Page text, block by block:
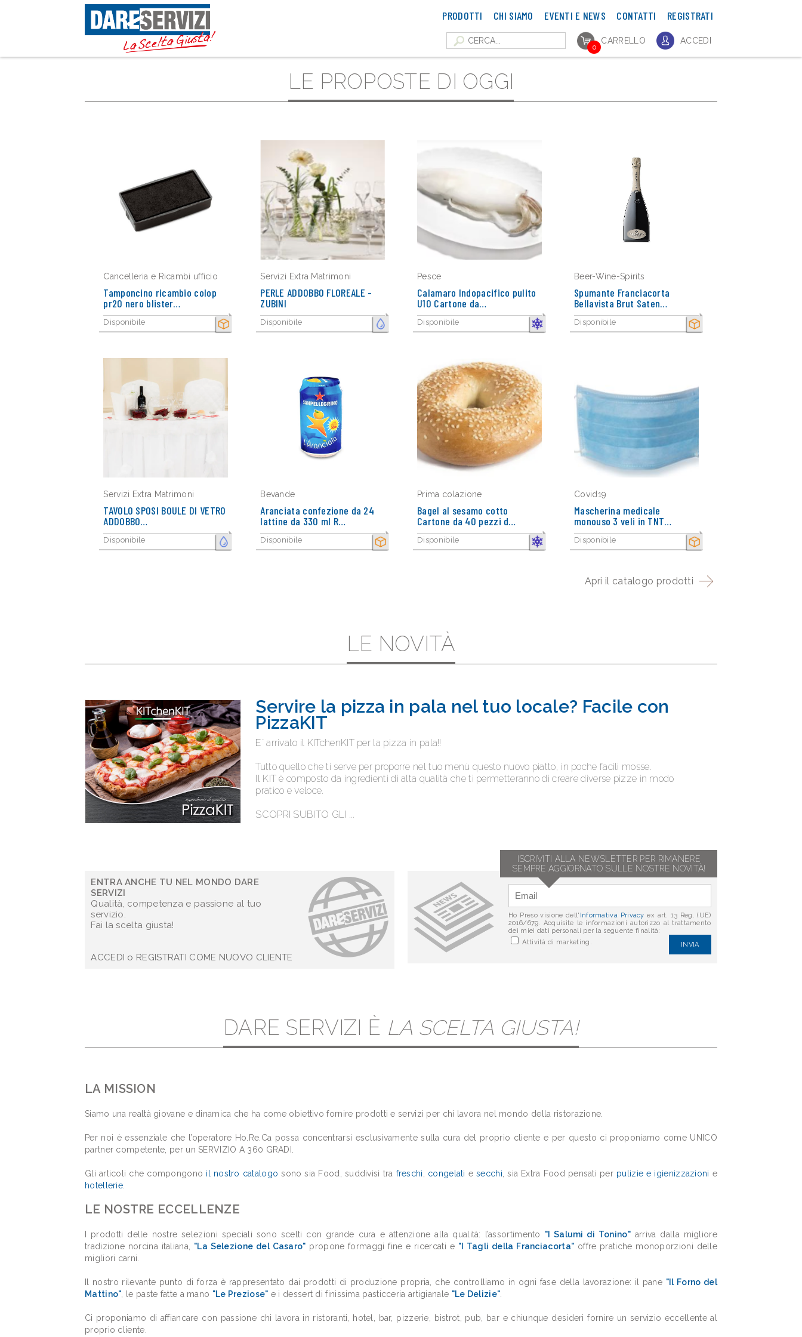
PRODOTTI CHI SIAMO EVENTI E NEWS CONTATTI REGISTRATI
CARRELLO
0
ACCEDI
Nessuna linea presente nel database
LE PROPOSTE DI OGGI
SECCO
Cancelleria e Ricambi ufficio
Tamponcino ricambio colop
pr20 nero blister…
Disponibile
FRESCO
Servizi Extra Matrimoni
PERLE ADDOBBO FLOREALE -
ZUBINI
Disponibile
CONGELATO
Pesce
Calamaro Indopacifico pulito
U10 Cartone da…
Disponibile
SECCO
Beer-Wine-Spirits
Spumante Franciacorta
Bellavista Brut Saten…
Disponibile
FRESCO
Servizi Extra Matrimoni
TAVOLO SPOSI BOULE DI VETRO
ADDOBBO…
Disponibile
SECCO
Bevande
Aranciata confezione da 24
lattine da 330 ml R…
Disponibile
CONGELATO
Prima colazione
Bagel al sesamo cotto
Cartone da 40 pezzi d…
Disponibile
SECCO
Covid19
Mascherina medicale
monouso 3 veli in TNT…
Disponibile
Apri il catalogo prodotti
LE NOVITÀ
Servire la pizza in pala nel tuo locale? Facile con
PizzaKIT
E` arrivato il KITchenKIT per la pizza in pala!!
Tutto quello che ti serve per proporre nel tuo menù questo nuovo piatto, in poche facili mosse.
Il KIT è composto da ingredienti di alta qualità che ti permetteranno di creare diverse pizze in modo
pratico e veloce.
SCOPRI SUBITO GLI ...
ENTRA ANCHE TU NEL MONDO DARE
SERVIZI
Qualità, competenza e passione al tuo
servizio.
Fai la scelta giusta!
ACCEDI o REGISTRATI COME NUOVO CLIENTE
ISCRIVITI ALLA NEWSLETTER PER RIMANERE
SEMPRE AGGIORNATO SULLE NOSTRE NOVITÀ!
Ho Preso visione dell' Informativa Privacy ex art. 13 Reg. (UE)
2016/679. Acquisite le informazioni autorizzo al trattamento
dei miei dati personali per la seguente finalità:
Attività di marketing.
INVIA
DARE SERVIZI È LA SCELTA GIUSTA!
LA MISSION
Siamo una realtà giovane e dinamica che ha come obiettivo fornire prodotti e servizi per chi lavora nel mondo della ristorazione.
Per noi è essenziale che l’operatore Ho.Re.Ca possa concentrarsi esclusivamente sulla cura del proprio cliente e per questo ci proponiamo come UNICO
partner competente, per un SERVIZIO A 360 GRADI.
Gli articoli che compongono il nostro catalogo sono sia Food, suddivisi tra freschi congelati esecchi , sia Extra Food pensati per pulizie e igienizzazioni e
hotellerie
LE NOSTRE ECCELLENZE
I prodotti delle nostre selezioni speciali sono scelti con grande cura e attenzione alla qualità: l’assortimento "I Salumi di Tonino"arriva dalla migliore
tradizione norcina italiana, "La Selezione del Casaro" propone formaggi fine e ricercati e "I Tagli della Franciacorta" offre pratiche monoporzioni delle
migliori carni.
Il nostro rilevante punto di forza è rappresentato dai prodotti di produzione propria, che controlliamo in ogni fase della lavorazione: il pane "Il Forno del
Mattino" , le paste fatte a mano "Le Preziose" e i dessert di finissima pasticceria artigianale "Le Delizie"
Ci proponiamo di affiancare con passione chi lavora in ristoranti, hotel, bar, pizzerie, bistrot, pub, bar e chiunque desideri fornire un servizio eccellente al
proprio cliente.